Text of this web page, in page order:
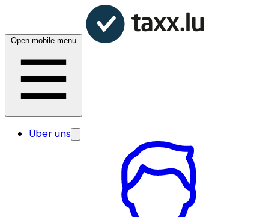
Open mobile menu
Über uns